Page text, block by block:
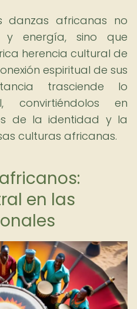
danzas africanas no
energía, sino que
herencia cultural de
espiritual de sus
trasciende lo
convirtiéndolos en
de la identidad y la
culturas africanas.
en las